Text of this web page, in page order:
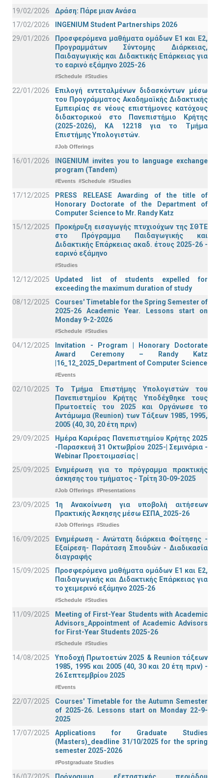
19/02/2026
Δράση: Πάρε μιαν Ανάσα
17/02/2026
INGENIUM Student Partnerships 2026
29/01/2026
Προσφερόμενα μαθήματα ομάδων Ε1 και Ε2,
Προγραμμάτων Σύντομης Διάρκειας,
Παιδαγωγικής και Διδακτικής Επάρκειας για
το εαρινό εξάμηνο 2025-26
#Schedule #Studies
22/01/2026
Επιλογή εντεταλμένων διδασκόντων μέσω
του Προγράμματος Ακαδημαϊκής Διδακτικής
Εμπειρίας σε νέους επιστήμονες κατόχους
διδακτορικού στο Πανεπιστήμιο Κρήτης
(2025-2026), ΚΑ 12218 για το Τμήμα
Επιστήμης Υπολογιστών.
#Job Offerings
16/01/2026
INGENIUM invites you to language exchange
program (Tandem)
#Events #Schedule #Studies
17/12/2025
PRESS RELEASE Awarding of the title of
Honorary Doctorate of the Department of
Computer Science to Mr. Randy Katz
15/12/2025
Προκήρυξη εισαγωγής πτυχιούχων της ΣΘΤΕ
στο Πρόγραμμα Παιδαγωγικής και
Διδακτικής Επάρκειας ακαδ. έτους 2025-26 -
εαρινό εξάμηνο
#Studies
12/12/2025
Updated list of students expelled for
exceeding the maximum duration of study
08/12/2025
Courses' Timetable for the Spring Semester of
2025-26 Academic Year. Lessons start on
Monday 9-2-2026
#Schedule #Studies
04/12/2025
Invitation - Program | Honorary Doctorate
Award Ceremony – Randy Katz
|16_12_2025_Department of Computer Science
#Events
02/10/2025
Το Τμήμα Επιστήμης Υπολογιστών του
Πανεπιστημίου Κρήτης Υποδέχθηκε τους
Πρωτοετείς του 2025 και Οργάνωσε το
Αντάμωμα (Reunion) των Τάξεων 1985, 1995,
2005 (40, 30, 20 έτη πριν)
29/09/2025
Ημέρα Καριέρας Πανεπιστημίου Κρήτης 2025
-Παρασκευή 31 Οκτωβρίου 2025-| Σεμινάρια -
Webinar Προετοιμασίας |
25/09/2025
Ενημέρωση για το πρόγραμμα πρακτικής
άσκησης του τμήματος - Τρίτη 30-09-2025
#Job Offerings #Presentations
23/09/2025
1η Ανακοίνωση για υποβολή αιτήσεων
Πρακτικής Άσκησης μέσω ΕΣΠΑ_2025-26
#Job Offerings #Studies
16/09/2025
Ενημέρωση - Ανώτατη διάρκεια Φοίτησης -
Εξαίρεση- Παράταση Σπουδών - Διαδικασία
διαγραφής
15/09/2025
Προσφερόμενα μαθήματα ομάδων Ε1 και Ε2,
Παιδαγωγικής και Διδακτικής Επάρκειας για
το χειμερινό εξάμηνο 2025-26
#Schedule #Studies
11/09/2025
Meeting of First-Year Students with Academic
Advisors_Appointment of Academic Advisors
for First-Year Students 2025-26
#Schedule #Studies
14/08/2025
Υποδοχή Πρωτοετών 2025 & Reunion τάξεων
1985, 1995 και 2005 (40, 30 και 20 έτη πριν) -
26 Σεπτεμβρίου 2025
#Events
22/07/2025
Courses' Timetable for the Autumn Semester
of 2025-26. Lessons start on Monday 22-9-
2025
17/07/2025
Applications for Graduate Studies
(Masters)_deadline 31/10/2025 for the spring
semester 2025-2026
#Postgraduate Studies
16/07/2025 Πρόγραμμα εξεταστικής περιόδου